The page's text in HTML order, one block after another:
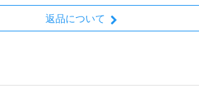
返品について